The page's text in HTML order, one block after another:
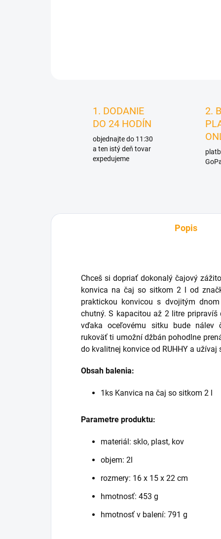
1. DODANIE
DO 24 HODÍN
objednajte do 11:30
a ten istý deň tovar
expedujeme
2.
Popis
Chceš si dopriať dokonalý čajový
konvica na čaj so sitkom 2 l od
praktickou konvicou s dvojitým
chutný. S kapacitou až 2 litre
vďaka oceľovému sitku bude nálev
rukoväť ti umožní džbán pohodlne
do kvalitnej konvice od RUHHY a
Obsah balenia:
1ks Kanvica na čaj so sitkom 2 l
Parametre produktu:
materiál: sklo, plast, kov
objem: 2l
rozmery: 16 x 15 x 22 cm
hmotnosť: 453 g
hmotnosť v balení: 791 g